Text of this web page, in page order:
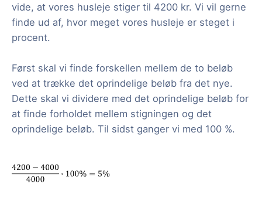
vide, at vores husleje stiger til 4200 kr. Vi vil gerne
finde ud af, hvor meget vores husleje er steget i
procent.
Først skal vi finde forskellen mellem de to beløb
ved at trække det oprindelige beløb fra det nye.
Dette skal vi dividere med det oprindelige beløb for
at finde forholdet mellem stigningen og det
oprindelige beløb. Til sidst ganger vi med 100 %.